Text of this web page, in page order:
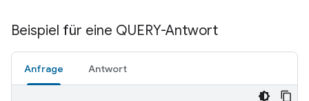
Beispiel für eine QUERY-Antwort
Anfrage Antwort